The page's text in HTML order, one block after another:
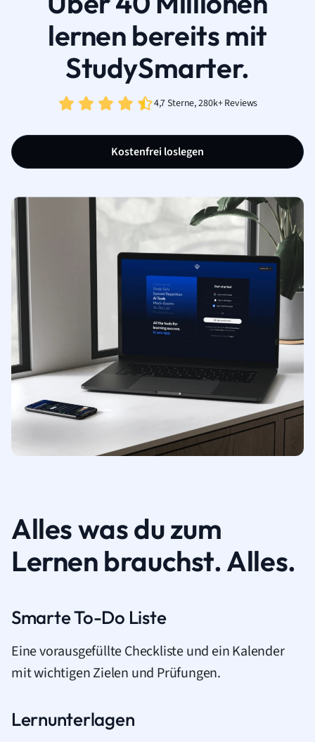
lernen bereits mit
StudySmarter.
4,7 Sterne, 280k+ Reviews
Kostenfrei loslegen
Alles was du zum
Lernen brauchst. Alles.
Smarte To-Do Liste
Eine vorausgefüllte Checkliste und ein Kalender
mit wichtigen Zielen und Prüfungen.
Lernunterlagen